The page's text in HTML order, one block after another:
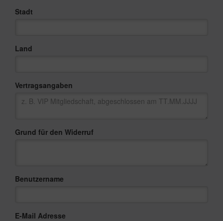
Stadt
Land
Vertragsangaben
Grund für den Widerruf
Benutzername
E-Mail Adresse